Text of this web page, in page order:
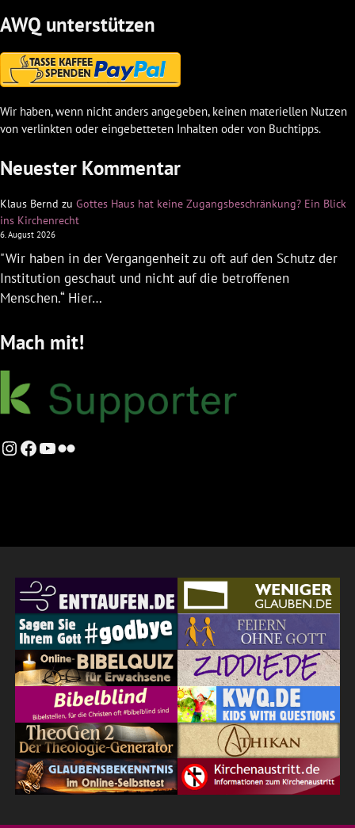
AWQ unterstützen
Wir haben, wenn nicht anders angegeben, keinen materiellen Nutzen
von verlinkten oder eingebetteten Inhalten oder von Buchtipps.
Neuester Kommentar
Klaus Bernd zu Gottes Haus hat keine Zugangsbeschränkung? Ein Blick
ins Kirchenrecht
6. August 2026
"Wir haben in der Vergangenheit zu oft auf den Schutz der
Institution geschaut und nicht auf die betroffenen
Menschen.“ Hier…
Mach mit!
Instagram
Facebook
YouTube
Flickr